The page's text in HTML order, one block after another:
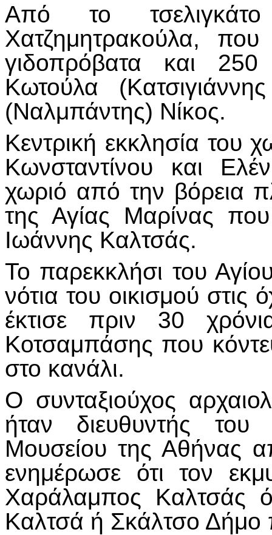
Από το
Χατζημητρακούλα, που
γιδοπρόβατα και 250
Κωτούλα
(Ναλμπάντης) Νίκος.
Κεντρική εκκλησία του
Κωνσταντίνου και
χωριό από την βόρεια
της Αγίας Μαρίνας
Ιωάννης Καλτσάς.
Το παρεκκλήσι του
νότια του οικισμού στις
έκτισε πριν 30
Κοτσαμπάσης που
στο κανάλι.
Ο συνταξιούχος
ήταν διευθυντής του
Μουσείου της Αθήνας
ενημέρωσε ότι τον
Χαράλαμπος Καλτσάς
Καλτσά ή Σκάλτσο Δήμο